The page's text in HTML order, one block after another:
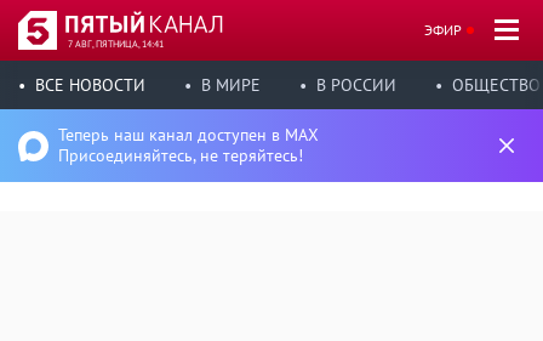
7 АВГ, ПЯТНИЦА, 14:41
ЭФИР
ВСЕ НОВОСТИ В МИРЕ В РОССИИ ОБЩЕСТВО
Теперь наш канал доступен в MAX
Присоединяйтесь, не теряйтесь!